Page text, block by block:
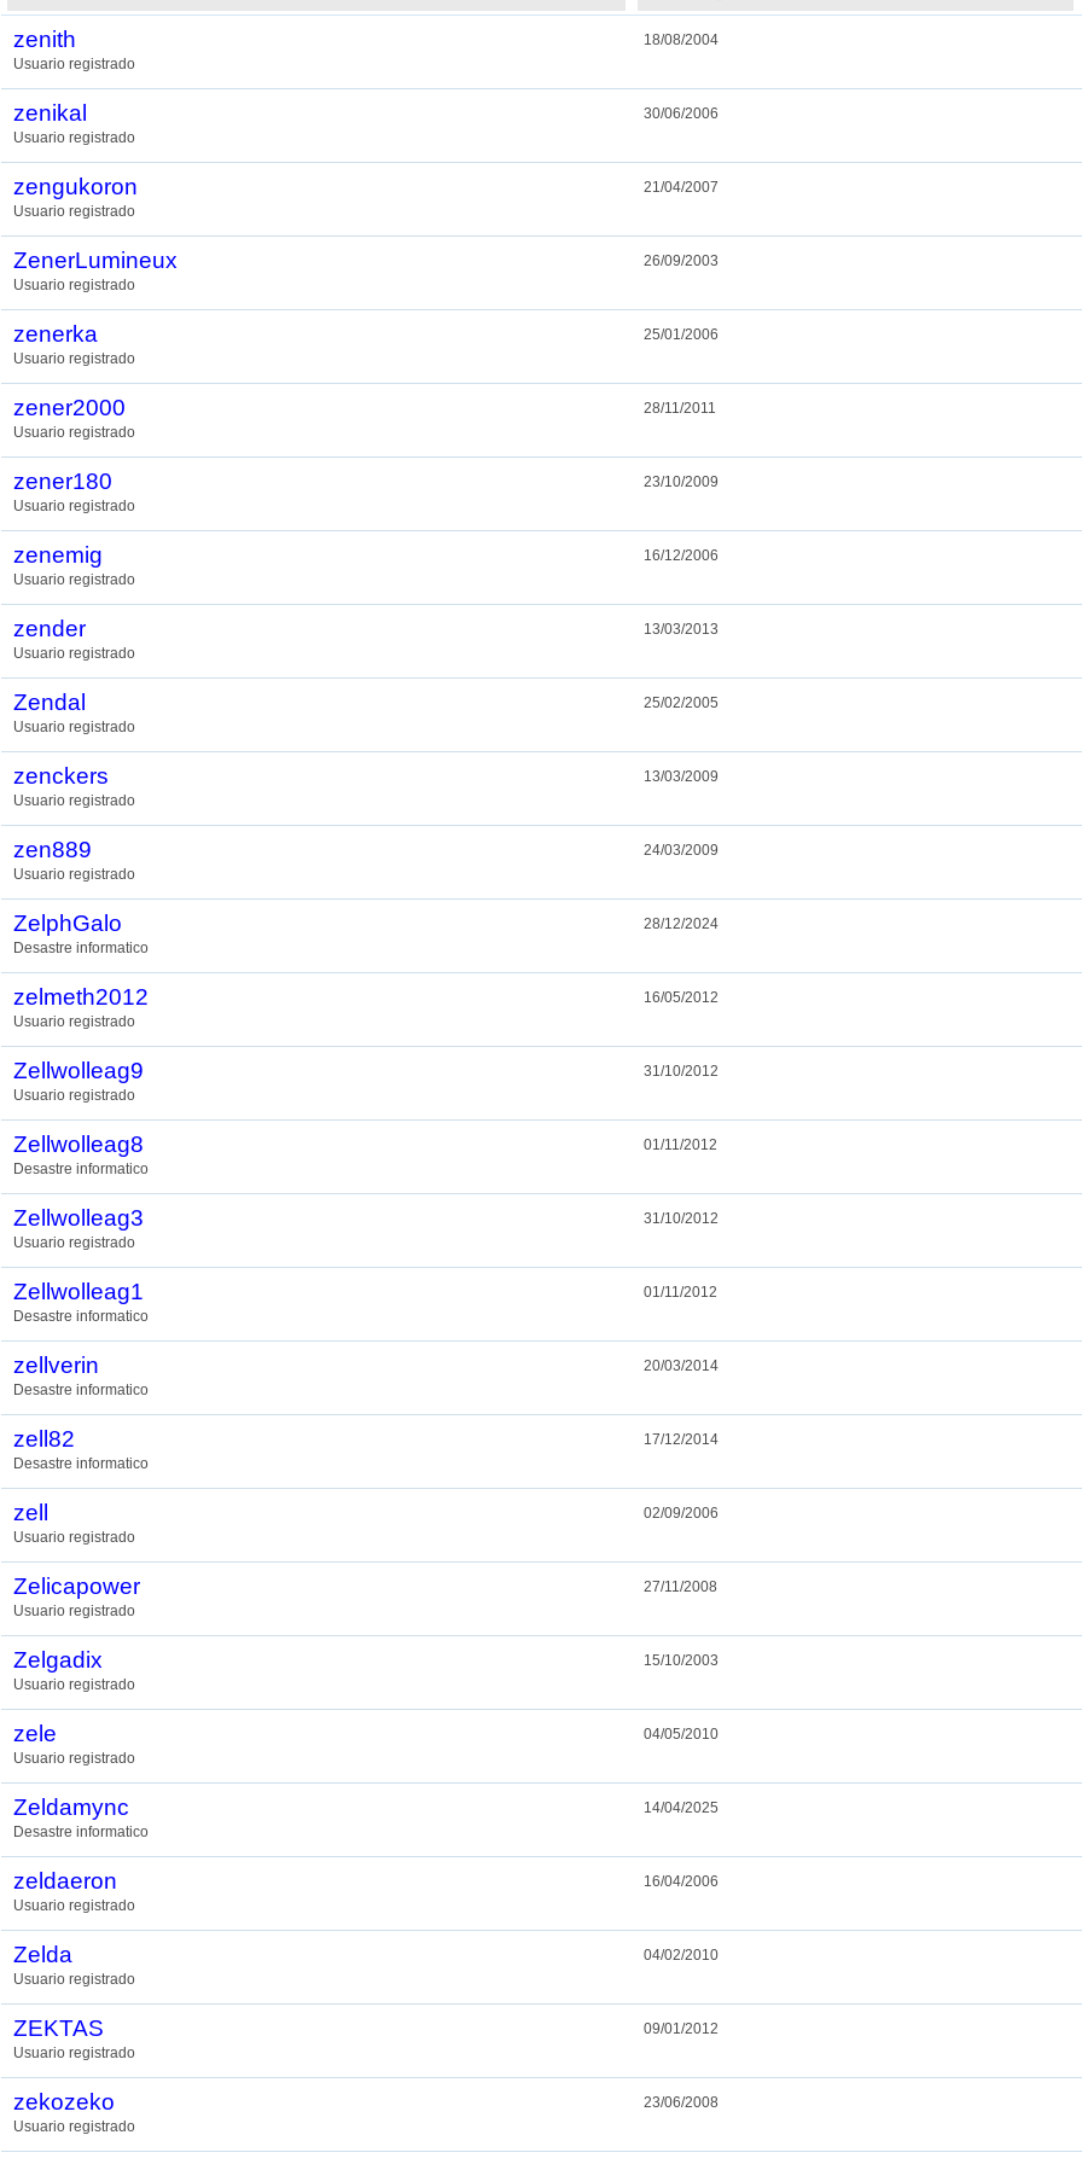
zenith
Usuario registrado
18/08/2004
zenikal
Usuario registrado
30/06/2006
zengukoron
Usuario registrado
21/04/2007
ZenerLumineux
Usuario registrado
26/09/2003
zenerka
Usuario registrado
25/01/2006
zener2000
Usuario registrado
28/11/2011
zener180
Usuario registrado
23/10/2009
zenemig
Usuario registrado
16/12/2006
zender
Usuario registrado
13/03/2013
Zendal
Usuario registrado
25/02/2005
zenckers
Usuario registrado
13/03/2009
zen889
Usuario registrado
24/03/2009
ZelphGalo
Desastre informatico
28/12/2024
zelmeth2012
Usuario registrado
16/05/2012
Zellwolleag9
Usuario registrado
31/10/2012
Zellwolleag8
Desastre informatico
01/11/2012
Zellwolleag3
Usuario registrado
31/10/2012
Zellwolleag1
Desastre informatico
01/11/2012
zellverin
Desastre informatico
20/03/2014
zell82
Desastre informatico
17/12/2014
zell
Usuario registrado
02/09/2006
Zelicapower
Usuario registrado
27/11/2008
Zelgadix
Usuario registrado
15/10/2003
zele
Usuario registrado
04/05/2010
Zeldamync
Desastre informatico
14/04/2025
zeldaeron
Usuario registrado
16/04/2006
Zelda
Usuario registrado
04/02/2010
ZEKTAS
Usuario registrado
09/01/2012
zekozeko
Usuario registrado
23/06/2008